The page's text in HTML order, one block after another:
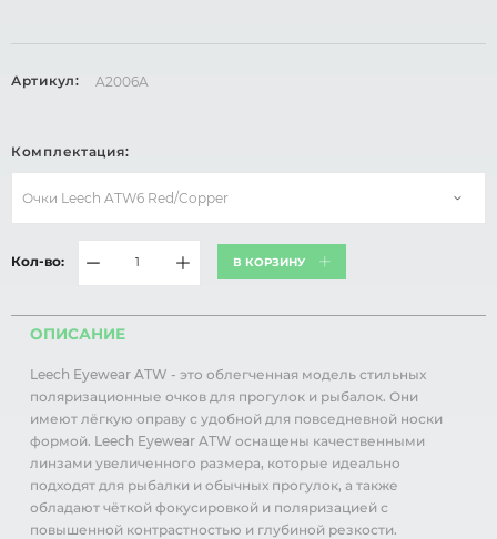
Артикул: A2006A
Комплектация:
Очки Leech ATW6 Red/Copper
Кол-во: В КОРЗИНУ
ОПИСАНИЕ
Leech Eyewear ATW - это облегченная модель стильных
поляризационные очков для прогулок и рыбалок. Они
имеют лёгкую оправу с удобной для повседневной носки
формой. Leech Eyewear ATW оснащены качественными
линзами увеличенного размера, которые идеально
подходят для рыбалки и обычных прогулок, а также
обладают чёткой фокусировкой и поляризацией с
повышенной контрастностью и глубиной резкости.